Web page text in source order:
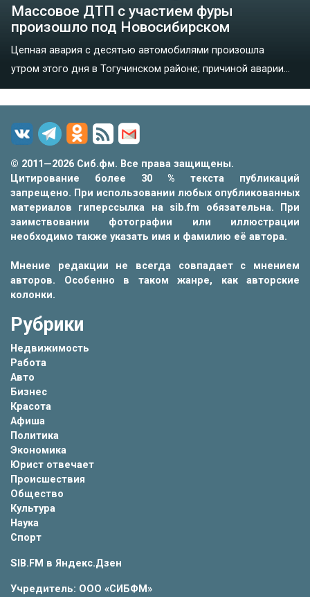
Массовое ДТП с участием фуры
произошло под Новосибирском
Цепная авария с десятью автомобилями произошла
утром этого дня в Тогучинском районе; причиной аварии...
© 2011—2026 Сиб.фм. Все права защищены.
Цитирование более 30 % текста публикаций
запрещено. При использовании любых опубликованных
материалов гиперссылка на sib.fm обязательна. При
заимствовании фотографии или иллюстрации
необходимо также указать имя и фамилию её автора.
Мнение редакции не всегда совпадает с мнением
авторов. Особенно в таком жанре, как авторские
колонки.
Рубрики
Недвижимость
Работа
Авто
Бизнес
Красота
Афиша
Политика
Экономика
Юрист отвечает
Происшествия
Общество
Культура
Наука
Спорт
SIB.FM в Яндекс.Дзен
Учредитель: ООО «СИБФМ»